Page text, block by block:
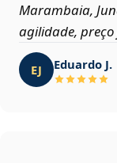
Marambaia,
agilidade,
EJ Eduardo J.